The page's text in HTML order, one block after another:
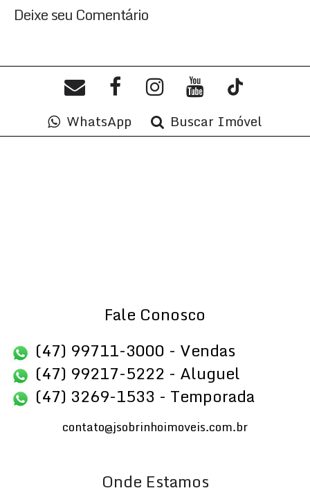
Deixe seu Comentário
WhatsApp Buscar Imóvel
Fale Conosco
(47) 99711-3000 - Vendas
(47) 99217-5222 - Aluguel
(47) 3269-1533 - Temporada
contato@jsobrinhoimoveis.com.br
Onde Estamos